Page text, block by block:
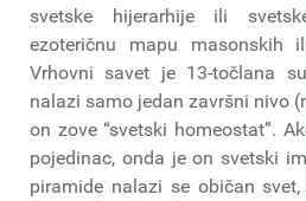
svetske hijerarhije ili
ezoteričnu mapu masonskih
Vrhovni savet je 13-točlana
nalazi samo jedan završni nivo
on zove “svetski homeostat”.
pojedinac, onda je on svetski
piramide nalazi se običan